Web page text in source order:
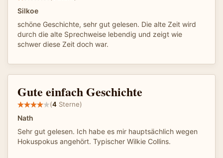
Silkoe
schöne Geschichte, sehr gut gelesen. Die alte Zeit wird
durch die alte Sprechweise lebendig und zeigt wie
schwer diese Zeit doch war.
Gute einfach Geschichte
(4 Sterne)
Nath
Sehr gut gelesen. Ich habe es mir hauptsächlich wegen
Hokuspokus angehört. Typischer Wilkie Collins.